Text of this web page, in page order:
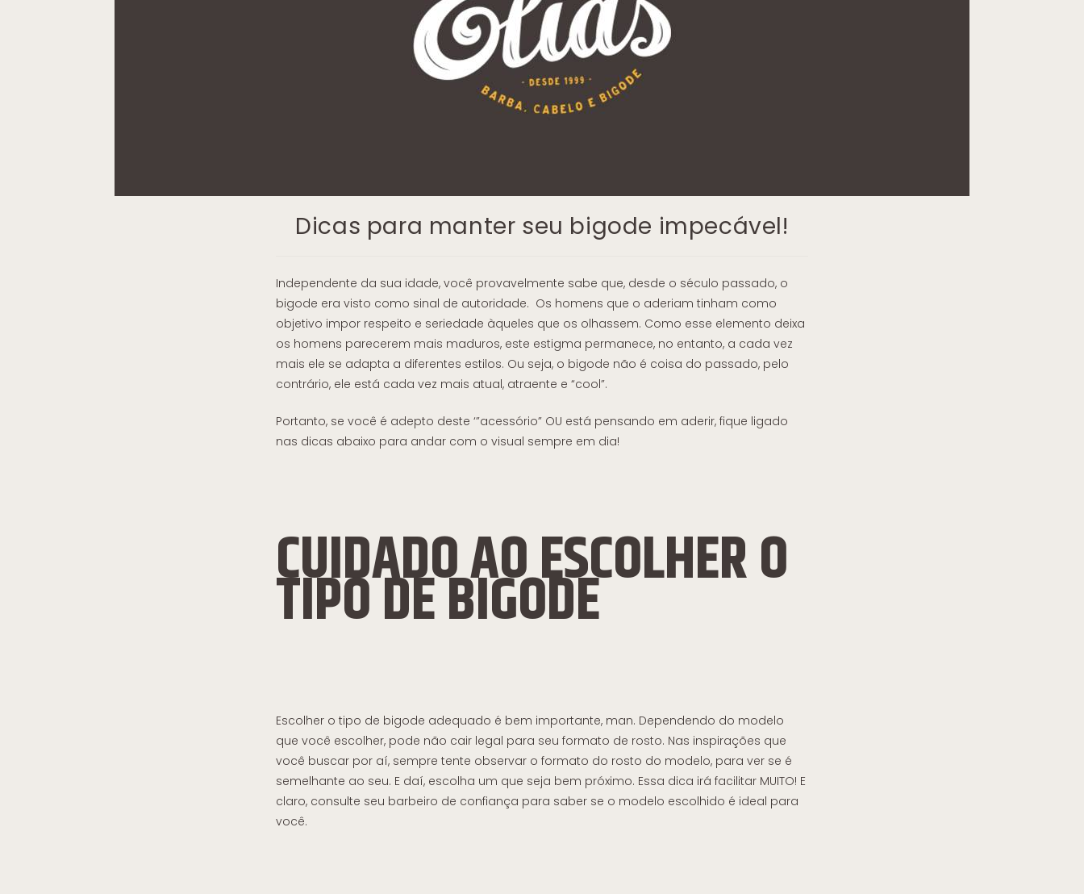
Dicas para manter seu bigode impecável!
Independente da sua idade, você provavelmente sabe que, desde o século passado, o
bigode era visto como sinal de autoridade. Os homens que o aderiam tinham como
objetivo impor respeito e seriedade àqueles que os olhassem. Como esse elemento deixa
os homens parecerem mais maduros, este estigma permanece, no entanto, a cada vez
mais ele se adapta a diferentes estilos. Ou seja, o bigode não é coisa do passado, pelo
contrário, ele está cada vez mais atual, atraente e “cool”.
Portanto, se você é adepto deste ‘”acessório” OU está pensando em aderir, fique ligado
nas dicas abaixo para andar com o visual sempre em dia!
CUIDADO AO ESCOLHER O
TIPO DE BIGODE
Escolher o tipo de bigode adequado é bem importante, man. Dependendo do modelo
que você escolher, pode não cair legal para seu formato de rosto. Nas inspirações que
você buscar por aí, sempre tente observar o formato do rosto do modelo, para ver se é
semelhante ao seu. E daí, escolha um que seja bem próximo. Essa dica irá facilitar MUITO! E
claro, consulte seu barbeiro de confiança para saber se o modelo escolhido é ideal para
você.